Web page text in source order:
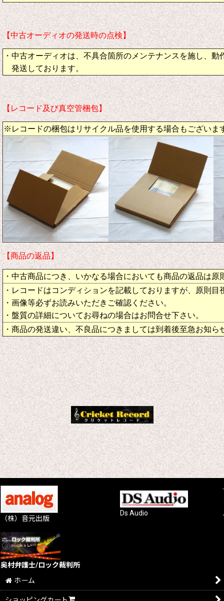
【中古オーディオの発送時の点検】
・中古オーディオは、不具合箇所のメンテナンスを施し、動
発送しております。
【レコード及び真空管梱包】
※レコードの梱包はリサイクル品を使用する場合もございま
【商品の返品】
・中古商品につき、いかなる場合においても商品の返品は原
・レコードはコンディションを記載しておりますが、原則目
・画像等必ずお読みいただきご確認ください。
・盤質の詳細についてお尋ねの場合はお問合せ下さい。
・商品の発送違い、不良品につきましては到着後至急お知ら
（株）音元出版
Ds Audio
奥村弁護士/ロック裁判所
ホーム